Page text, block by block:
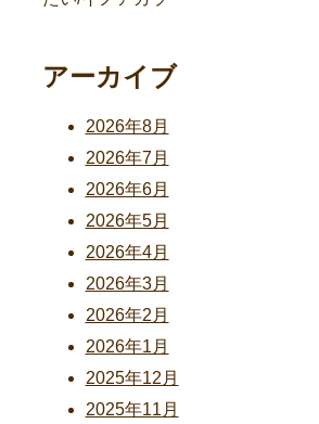
アーカイブ
2026年8月
2026年7月
2026年6月
2026年5月
2026年4月
2026年3月
2026年2月
2026年1月
2025年12月
2025年11月